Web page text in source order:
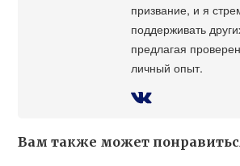
призвание, и я
поддерживать
предлагая
личный опыт.
Вам также может